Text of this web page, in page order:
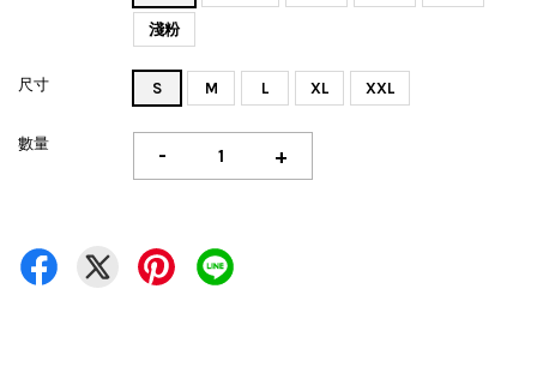
淺粉
尺寸 S M L XL XXL
數量 - +